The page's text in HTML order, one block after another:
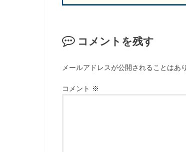
コメントを残す
メールアドレスが公開されることはあ
コメント ※